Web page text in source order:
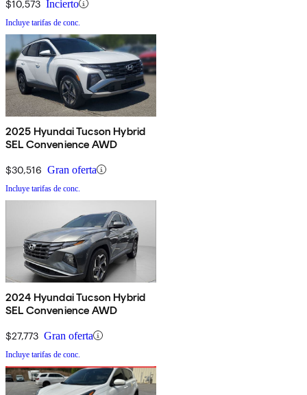
$10,573 Incierto
Incluye tarifas de conc.
2025 Hyundai Tucson Hybrid
SEL Convenience AWD
$30,516 Gran oferta
Incluye tarifas de conc.
2024 Hyundai Tucson Hybrid
SEL Convenience AWD
$27,773 Gran oferta
Incluye tarifas de conc.